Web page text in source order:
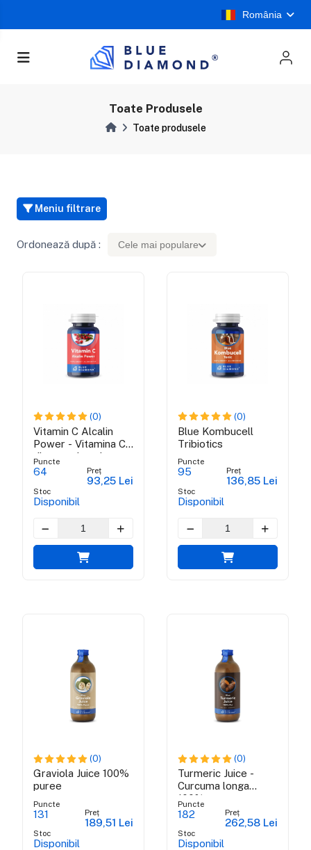
România
Toate Produsele
Toate produsele
Meniu filtrare
Ordonează după : Cele mai populare
(0)
Vitamin C Alcalin
Power - Vitamina C
din ascorbat de
calciu, maces si
Puncte
64
Stoc
Disponibil
Preț
93,25 Lei
(0)
Blue Kombucell
Tribiotics
Puncte
95
Stoc
Disponibil
Preț
136,85 Lei
(0)
Graviola Juice 100%
puree
Puncte
131
Stoc
Disponibil
Preț
189,51 Lei
(0)
Turmeric Juice -
Curcuma longa
100% pur
Puncte
182
Stoc
Disponibil
Preț
262,58 Lei